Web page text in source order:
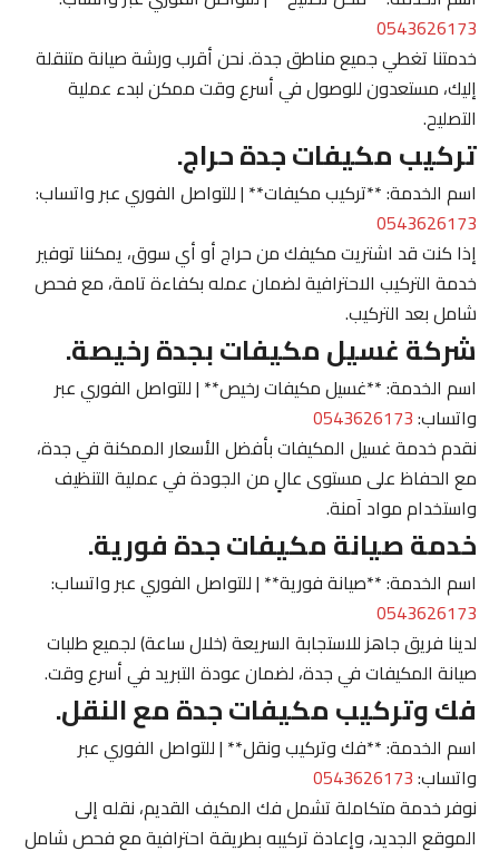
0543626173
خدمتنا تغطي جميع مناطق جدة. نحن أقرب ورشة صيانة متنقلة
إليك، مستعدون للوصول في أسرع وقت ممكن لبدء عملية
التصليح.
تركيب مكيفات جدة حراج.
اسم الخدمة: **تركيب مكيفات** | للتواصل الفوري عبر واتساب:
0543626173
إذا كنت قد اشتريت مكيفك من حراج أو أي سوق، يمكننا توفير
خدمة التركيب الاحترافية لضمان عمله بكفاءة تامة، مع فحص
شامل بعد التركيب.
شركة غسيل مكيفات بجدة رخيصة.
اسم الخدمة: **غسيل مكيفات رخيص** | للتواصل الفوري عبر
واتساب:0543626173
نقدم خدمة غسيل المكيفات بأفضل الأسعار الممكنة في جدة،
مع الحفاظ على مستوى عالٍ من الجودة في عملية التنظيف
واستخدام مواد آمنة.
خدمة صيانة مكيفات جدة فورية.
اسم الخدمة: **صيانة فورية** | للتواصل الفوري عبر واتساب:
0543626173
لدينا فريق جاهز للاستجابة السريعة (خلال ساعة) لجميع طلبات
صيانة المكيفات في جدة، لضمان عودة التبريد في أسرع وقت.
فك وتركيب مكيفات جدة مع النقل.
اسم الخدمة: **فك وتركيب ونقل** | للتواصل الفوري عبر
واتساب:0543626173
نوفر خدمة متكاملة تشمل فك المكيف القديم، نقله إلى
الموقع الجديد، وإعادة تركيبه بطريقة احترافية مع فحص شامل